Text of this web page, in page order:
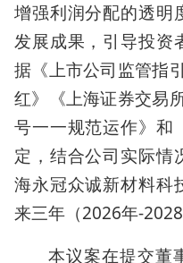
增强利润分配的透明
发展成果，引导投资
据《上市公司监管指
红》《上海证券交易
号一一规范运作》和
定，结合公司实际情
海永冠众诚新材料科
来三年（2026年-
本议案在提交董